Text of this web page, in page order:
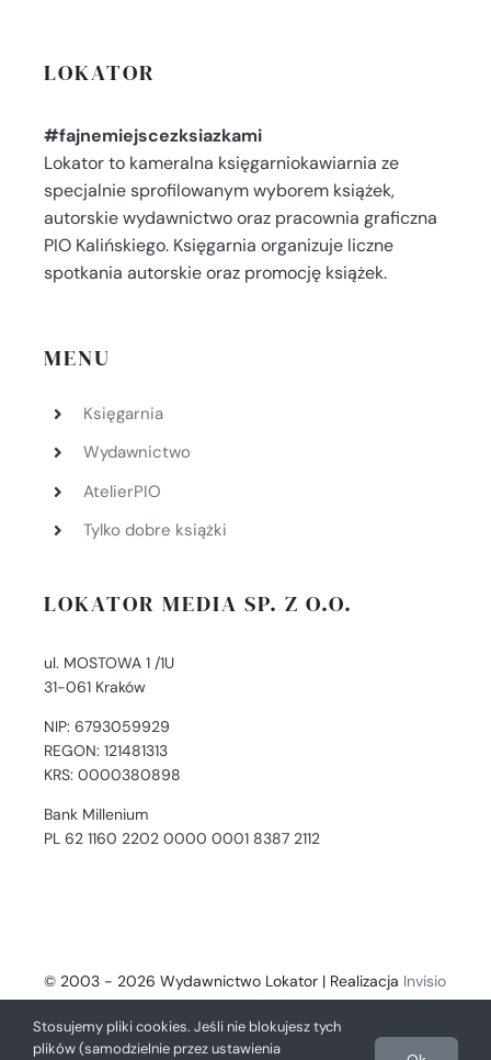
LOKATOR
#fajnemiejscezksiazkami
Lokator to kameralna księgarniokawiarnia ze
specjalnie sprofilowanym wyborem książek,
autorskie wydawnictwo oraz pracownia graficzna
PIO Kalińskiego. Księgarnia organizuje liczne
spotkania autorskie oraz promocję książek.
MENU
Księgarnia
Wydawnictwo
AtelierPIO
Tylko dobre książki
LOKATOR MEDIA SP. Z O.O.
ul. MOSTOWA 1 /1U
31-061 Kraków
NIP: 6793059929
REGON: 121481313
KRS: 0000380898
Bank Millenium
PL 62 1160 2202 0000 0001 8387 2112
© 2003 - 2026 Wydawnictwo Lokator | Realizacja Invisio
- Digital Solutions
Stosujemy pliki cookies. Jeśli nie blokujesz tych
plików (samodzielnie przez ustawienia